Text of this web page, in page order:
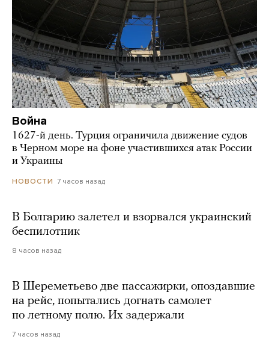
Война
1627-й день. Турция ограничила движение судов
в Черном море на фоне участившихся атак России
и Украины
НОВОСТИ 7 часов назад
В Болгарию залетел и взорвался украинский
беспилотник
8 часов назад
В Шереметьево две пассажирки, опоздавшие
на рейс, попытались догнать самолет
по летному полю. Их задержали
7 часов назад